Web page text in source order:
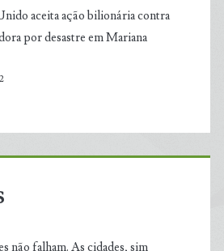
aceita ação bilionária contra
por desastre em Mariana
não falham. As cidades, sim